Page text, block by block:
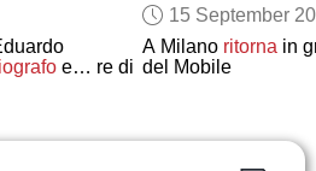
e… re di
15 September
A Milano ritornain
del Mobile